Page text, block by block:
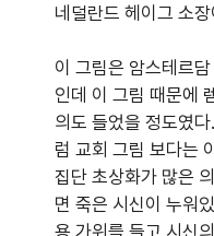
네덜란드 헤이그 소
이 그림은 암스테르
인데 이 그림 때문에
의도 들었을 정도였
럼 교회 그림 보다는
집단 초상화가 많은
면 죽은 시신이 누워